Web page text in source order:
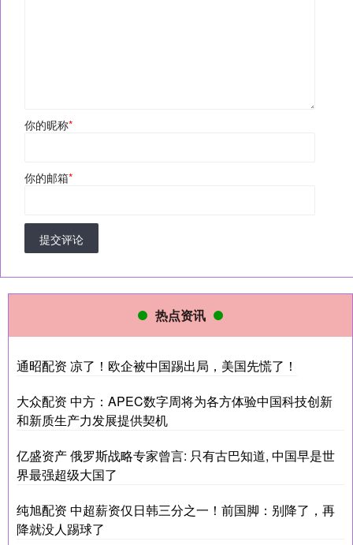
你的昵称*
你的邮箱*
提交评论
热点资讯
通昭配资 凉了！欧企被中国踢出局，美国先慌了！
大众配资 中方：APEC数字周将为各方体验中国科技创新
和新质生产力发展提供契机
亿盛资产 俄罗斯战略专家曾言: 只有古巴知道, 中国早是世
界最强超级大国了
纯旭配资 中超薪资仅日韩三分之一！前国脚：别降了，再
降就没人踢球了